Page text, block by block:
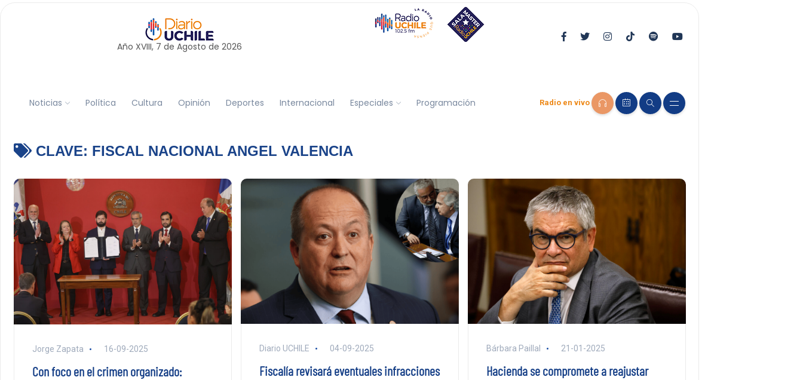
Año XVIII, 7 de Agosto de 2026
Noticias Política Cultura Opinión Deportes Internacional Especiales Programación Radio en vivo
CLAVE: FISCAL NACIONAL ANGEL VALENCIA
Jorge Zapata 16-09-2025
Con foco en el crimen organizado:
Diario UCHILE 04-09-2025
Fiscalía revisará eventuales infracciones
Bárbara Paillal 21-01-2025
Hacienda se compromete a reajustar